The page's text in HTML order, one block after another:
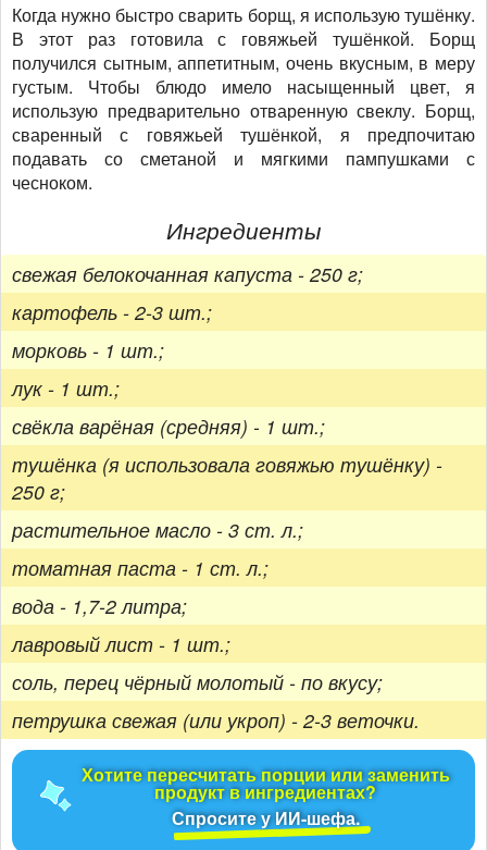
Когда нужно быстро сварить борщ, я использую тушёнку.
В этот раз готовила с говяжьей тушёнкой. Борщ
получился сытным, аппетитным, очень вкусным, в меру
густым. Чтобы блюдо имело насыщенный цвет, я
использую предварительно отваренную свеклу. Борщ,
сваренный с говяжьей тушёнкой, я предпочитаю
подавать со сметаной и мягкими пампушками с
чесноком.
Ингредиенты
свежая белокочанная капуста - 250 г;
картофель - 2-3 шт.;
морковь - 1 шт.;
лук - 1 шт.;
свёкла варёная (средняя) - 1 шт.;
тушёнка (я использовала говяжью тушёнку) -
250 г;
растительное масло - 3 ст. л.;
томатная паста - 1 ст. л.;
вода - 1,7-2 литра;
лавровый лист - 1 шт.;
соль, перец чёрный молотый - по вкусу;
петрушка свежая (или укроп) - 2-3 веточки.
Хотите пересчитать порции или заменить
продукт в ингредиентах?
Спросите у ИИ-шефа.